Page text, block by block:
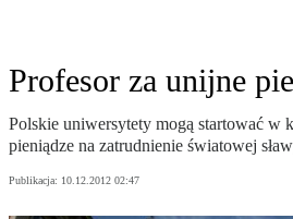
Profesor za unijne
Polskie uniwersytety mogą startować w
pieniądze na zatrudnienie światowej
Publikacja: 10.12.2012 02:47